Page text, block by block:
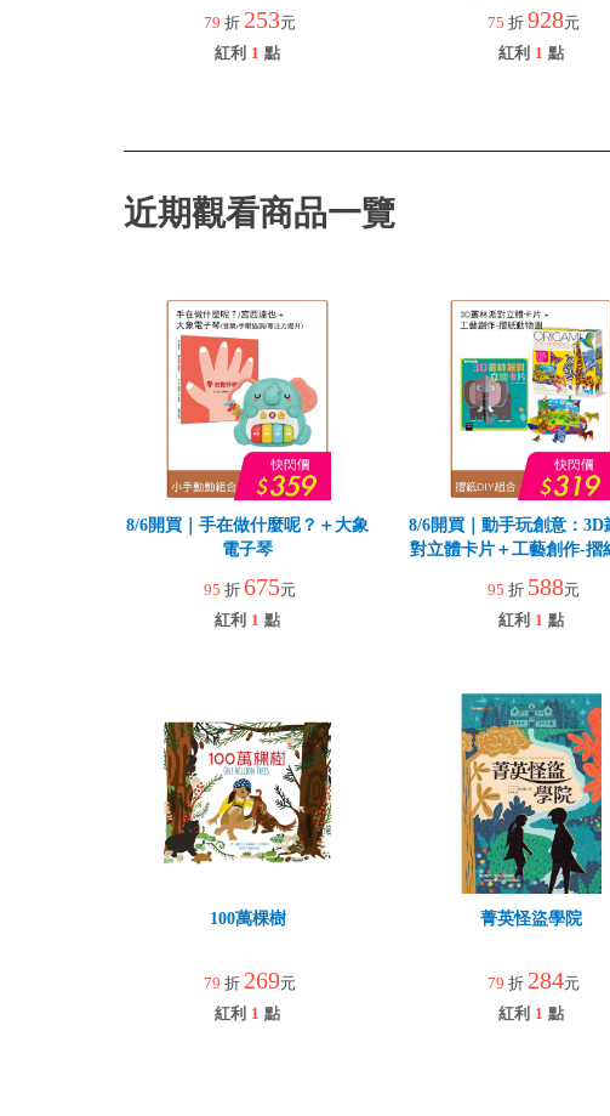
79 折 253元
紅利 1 點
75 折 928元
紅利 1 點
近期觀看商品一覽
8/6開買｜手在做什麼呢？＋大象
電子琴
95 折 675元
紅利 1 點
8/6開買｜動手玩創意：3D
對立體卡片＋工藝創作-摺
95 折 588元
紅利 1 點
100萬棵樹
79 折 269元
紅利 1 點
菁英怪盜學院
79 折 284元
紅利 1 點